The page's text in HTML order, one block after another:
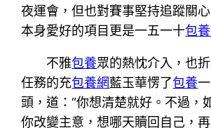
夜運會，但也對賽事堅持追蹤關
本身愛好的項目更是一五一十包
不雅包養眾的熱忱介入，也
任務的充包養網藍玉華愣了包養
頭，道：“你想清楚就好。不過，
你改變主意，想哪天贖回自己，